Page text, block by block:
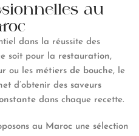
au
dans la réussite des
soit pour la restauration,
ou les métiers de bouche, le
d’obtenir des saveurs
dans chaque recette.
au Maroc une sélection